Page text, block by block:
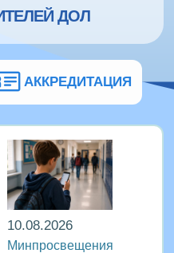
ДОЛ
АККРЕДИТАЦИЯ
10.08.2026
Минпросвещения